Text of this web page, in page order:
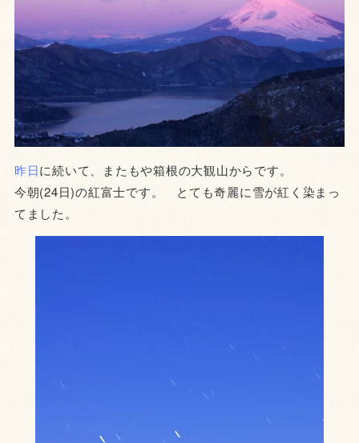
昨日に続いて、またもや箱根の大観山からです。
今朝(24日)の紅富士です。 とても奇麗に雪が紅く染まっ
てました。